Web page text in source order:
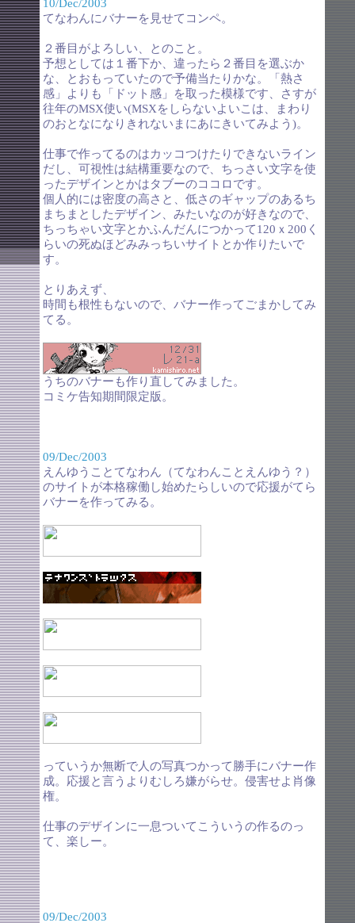
10/Dec/2003
てなわんにバナーを見せてコンペ。
２番目がよろしい、とのこと。
予想としては１番下か、違ったら２番目を選ぶか
な、とおもっていたので予備当たりかな。「熱さ
感」よりも「ドット感」を取った模様です、さすが
往年のMSX使い(MSXをしらないよいこは、まわり
のおとなになりきれないまにあにきいてみよう)。
仕事で作ってるのはカッコつけたりできないライン
だし、可視性は結構重要なので、ちっさい文字を使
ったデザインとかはタブーのココロです。
個人的には密度の高さと、低さのギャップのあるち
まちまとしたデザイン、みたいなのが好きなので、
ちっちゃい文字とかふんだんにつかって120ｘ200く
らいの死ぬほどみみっちいサイトとか作りたいで
す。
とりあえず、
時間も根性もないので、バナー作ってごまかしてみ
てる。
うちのバナーも作り直してみました。
コミケ告知期間限定版。
09/Dec/2003
えんゆうことてなわん（てなわんことえんゆう？）
のサイトが本格稼働し始めたらしいので応援がてら
バナーを作ってみる。
っていうか無断で人の写真つかって勝手にバナー作
成。応援と言うよりむしろ嫌がらせ。侵害せよ肖像
権。
仕事のデザインに一息ついてこういうの作るのっ
て、楽しー。
09/Dec/2003